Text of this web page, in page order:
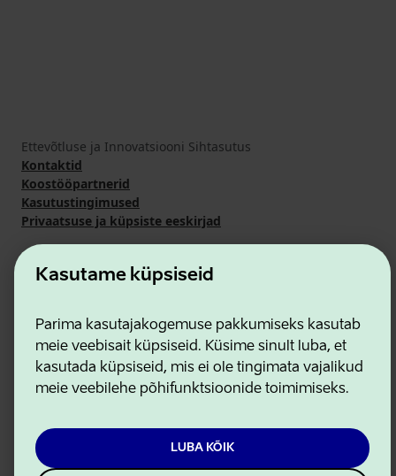
Kasutame küpsiseid
Parima kasutajakogemuse pakkumiseks kasutab
meie veebisait küpsiseid. Küsime sinult luba, et
kasutada küpsiseid, mis ei ole tingimata vajalikud
meie veebilehe põhifunktsioonide toimimiseks.
LUBA KÕIK
Ettevõtluse ja Innovatsiooni Sihtasutus
Kontaktid
Koostööpartnerid
Kasutustingimused
Privaatsuse ja küpsiste eeskirjad